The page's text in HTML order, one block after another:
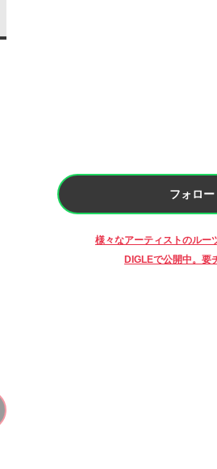
フォロー
様々なアーティストのルー
DIGLEで公開中。要